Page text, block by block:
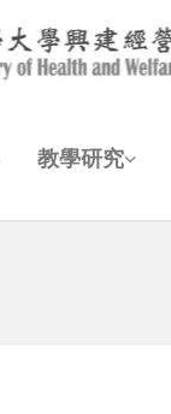
教學研究